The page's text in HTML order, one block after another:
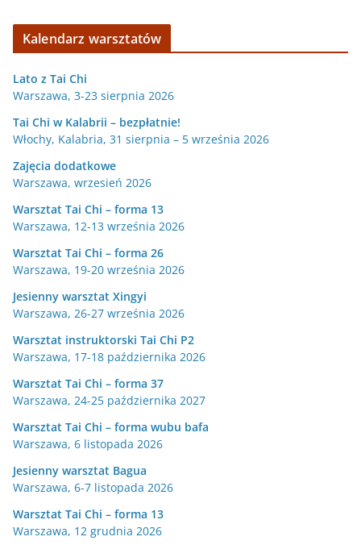
Kalendarz warsztatów
Lato z Tai Chi
Warszawa, 3-23 sierpnia 2026
Tai Chi w Kalabrii – bezpłatnie!
Włochy, Kalabria, 31 sierpnia – 5 września 2026
Zajęcia dodatkowe
Warszawa, wrzesień 2026
Warsztat Tai Chi – forma 13
Warszawa, 12-13 września 2026
Warsztat Tai Chi – forma 26
Warszawa, 19-20 września 2026
Jesienny warsztat Xingyi
Warszawa, 26-27 września 2026
Warsztat instruktorski Tai Chi P2
Warszawa, 17-18 października 2026
Warsztat Tai Chi – forma 37
Warszawa, 24-25 października 2027
Warsztat Tai Chi – forma wubu bafa
Warszawa, 6 listopada 2026
Jesienny warsztat Bagua
Warszawa, 6-7 listopada 2026
Warsztat Tai Chi – forma 13
Warszawa, 12 grudnia 2026